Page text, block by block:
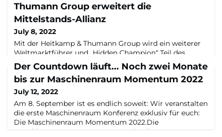
Thumann Group erweitert die
Mittelstands-Allianz
July 8, 2022
Mit der Heitkamp & Thumann Group wird ein weiterer
Weltmarktführer und „Hidden Champion“ Teil des
Innovations-Ökosystems Maschinenraum. Das weltweit
aktive, 1978 gegründete Familienunternehmen ist ein
hochspezialisierter Partner in Sachen Entwicklung,
Industrialisierung und Herstellung von
präzisionsgeformten Komponenten aus Metall und
Kunststoff. Im Maschinenraum sucht die bereits stark in
Indust
Der Countdown läuft... Noch zwei Monate
bis zur Maschinenraum Momentum 2022
July 12, 2022
Am 8. September ist es endlich soweit: Wir veranstalten
die erste Maschinenraum Konferenz exklusiv für euch:
Die Maschinenraum Momentum 2022.Die
Maschinenraum Momentum 2022 ist die erste